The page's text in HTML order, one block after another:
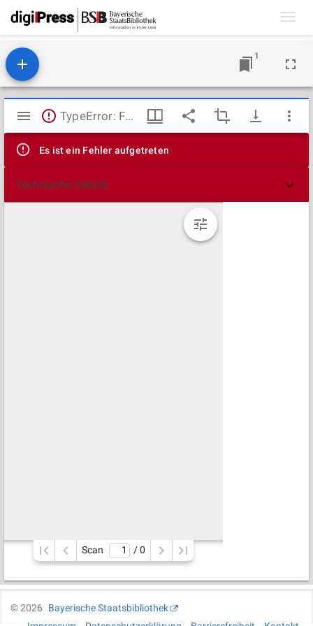
1
Mirador
Viewer
TypeError: Failed to fetch
Es ist ein Fehler aufgetreten
Technische Details
Scan / 0
©2026
Bayerische Staatsbibliothek